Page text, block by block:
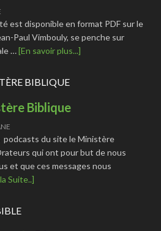
est disponible en format PDF sur le
Paul Vimbouly, se penche sur
…[En savoir plus...]
BIBLIQUE
Biblique
podcasts du site le Ministère
qui ont pour but de nous
et que ces messages nous
Suite..]